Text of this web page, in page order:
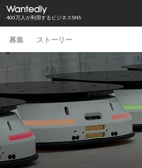
400万人が利用するビジネスSNS
募集 ストーリー